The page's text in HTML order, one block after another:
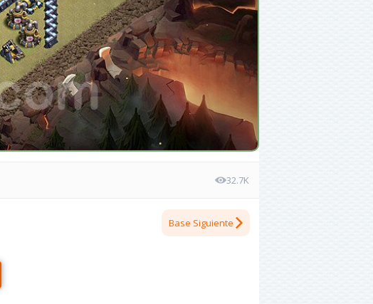
32.7K
Base Siguiente